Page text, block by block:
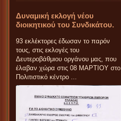
Δυναμική εκλογή νέου
διοικητικού του Συνδικάτου.
93 εκλέκτορες έδωσαν το παρόν
τους, στις εκλογές του
Δευτεροβάθμιου οργάνου μας, που
έλαβαν χώρα στις 08 ΜΑΡΤΙΟΥ στο
Πολιτιστικό κέντρο ...